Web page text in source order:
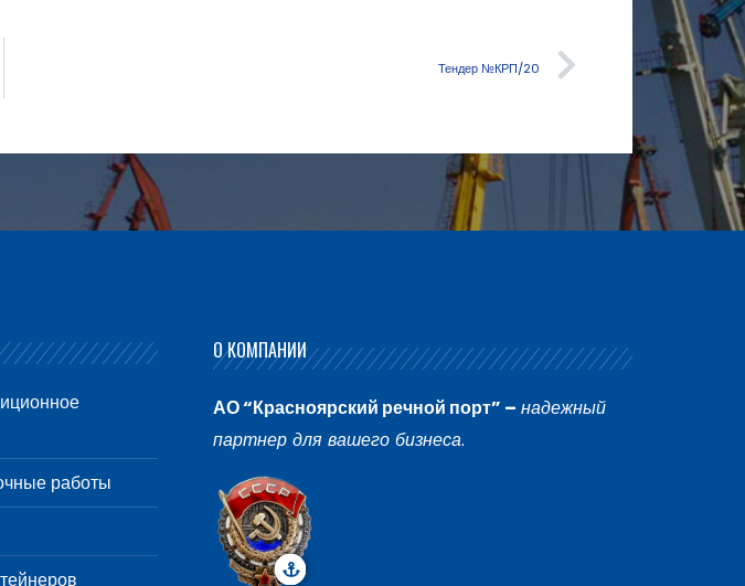
Тендер №КРП/20
работы
О КОМПАНИИ
АО “Красноярский речной порт” – надежный
партнер для вашего бизнеса.